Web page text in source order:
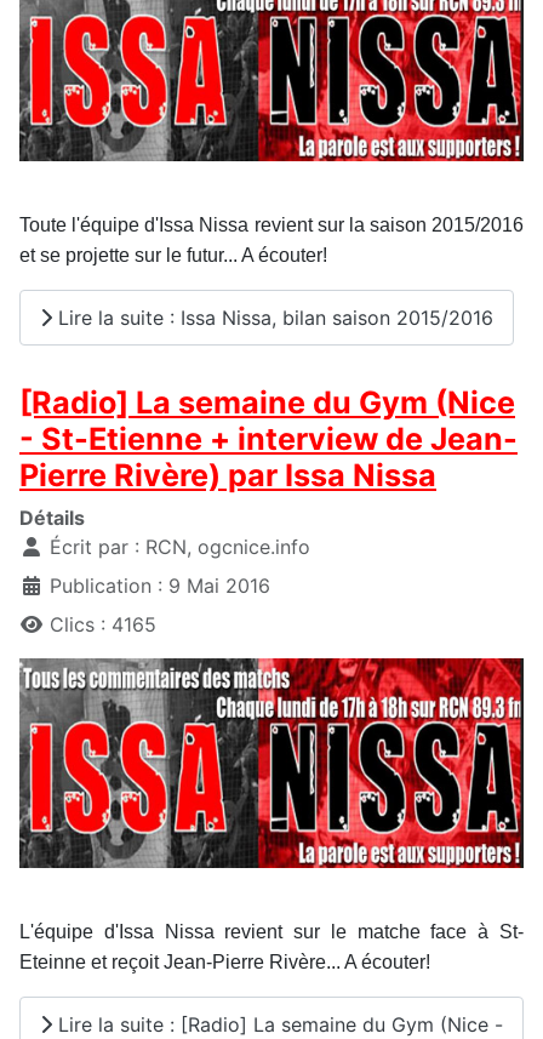
Toute l'équipe d'Issa Nissa revient sur la saison 2015/2016
et se projette sur le futur... A écouter!
Lire la suite : Issa Nissa, bilan saison 2015/2016
[Radio] La semaine du Gym (Nice
- St-Etienne + interview de Jean-
Pierre Rivère) par Issa Nissa
Détails
Écrit par : RCN, ogcnice.info
Publication : 9 Mai 2016
Clics : 4165
L'équipe d'Issa Nissa revient sur le matche face à St-
Eteinne et reçoit Jean-Pierre Rivère... A écouter!
Lire la suite : [Radio] La semaine du Gym (Nice -